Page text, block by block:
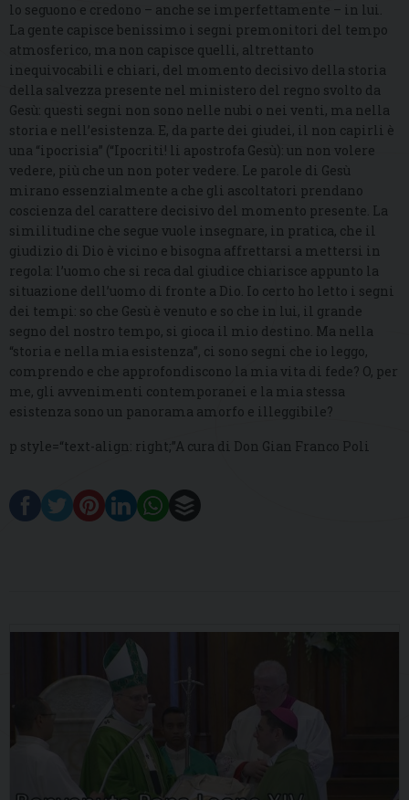
lo seguono e credono – anche se imperfettamente – in lui.
La gente capisce benissimo i segni premonitori del tempo
atmosferico, ma non capisce quelli, altrettanto
inequivocabili e chiari, del momento decisivo della storia
della salvezza presente nel ministero del regno svolto da
Gesù: questi segni non sono nelle nubi o nei venti, ma nella
storia e nell’esistenza. E, da parte dei giudei, il non capirli è
una “ipocrisia” (“Ipocriti! li apostrofa Gesù): un non volere
vedere, più che un non poter vedere. Le parole di Gesù
mirano essenzialmente a che gli ascoltatori prendano
coscienza del carattere decisivo del momento presente. La
similitudine che segue vuole insegnare, in pratica, che il
giudizio di Dio è vicino e bisogna affrettarsi a mettersi in
regola: l’uomo che si reca dal giudice chiarisce appunto la
situazione dell’uomo di fronte a Dio. Io certo ho letto i segni
dei tempi: so che Gesù è venuto e so che in lui, il grande
segno del nostro tempo, si gioca il mio destino. Ma nella
“storia e nella mia esistenza”, ci sono segni che io leggo,
comprendo e che approfondiscono la mia vita di fede? O, per
me, gli avvenimenti contemporanei e la mia stessa
esistenza sono un panorama amorfo e illeggibile?
p style=“text-align: right;”A cura di Don Gian Franco Poli